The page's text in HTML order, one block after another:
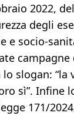
2022,
degli
e socio-
campagne
slogan: “la
sì”. Infine
171/